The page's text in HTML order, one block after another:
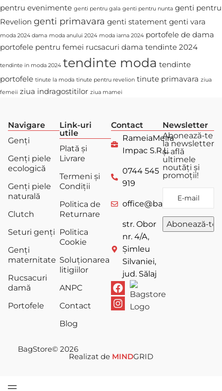
pentru evenimente genti pentru gala genti pentru nunta genti pentru
Revelion genti primavara genti statement genti vara
moda 2024 dama moda anului 2024 moda iarna 2024 portofele de dama
portofele pentru femei rucsacuri dama tendinte 2024
tendinte in moda 2024 tendinte moda tendinte
portofele tinute la moda tinute pentru revelion tinute primavara ziua
femeii ziua indragostitilor ziua mamei
Navigare
Genți
Genți piele
ecologică
Genți piele
naturală
Clutch
Seturi genți
Genți
maternitate
Rucsacuri
damă
Portofele
Link-uri
utile
Plată și
Livrare
Termeni și
Condiții
Politica de
Returnare
Politica
Cookie
Soluționarea
litigiilor
ANPC
Contact
Blog
Contact
RameiaMeira
Impac S.R.L.
0744 545
919
office@bagstore.ro
str. Obor
nr. 4/A,
Șimleu
Silvaniei,
jud. Sălaj
Newsletter
Abonează-te
la newsletter
și află
ultimele
noutăți și
promoții!
BagStore© 2026
Realizat de MINDGRID